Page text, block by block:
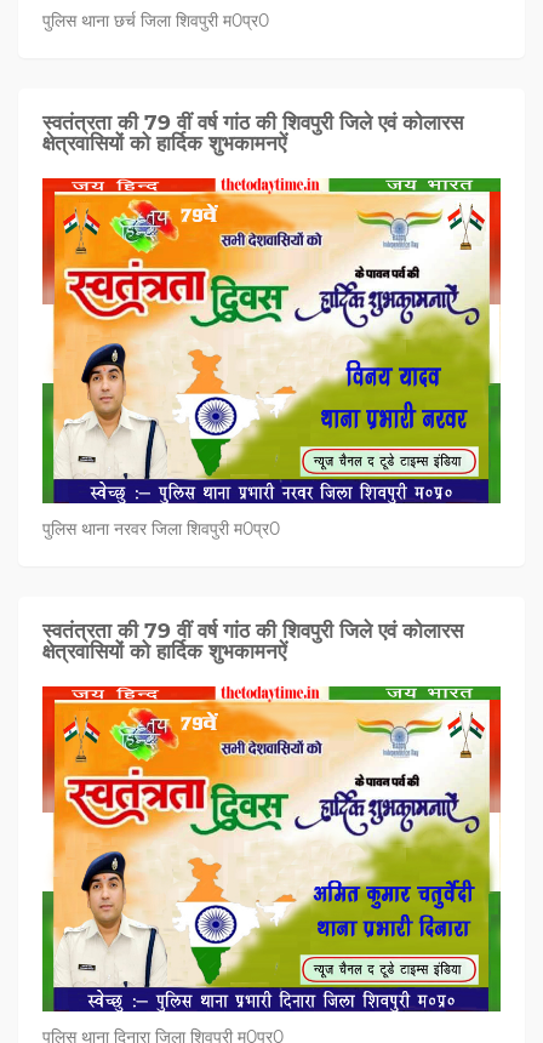
पुलिस थाना छर्च जिला शिवपुरी म0प्र0
स्वतंत्रता की 79 वीं वर्ष गांठ की शिवपुरी जिले एवं कोलारस
क्षेत्रवासियों को हार्दिक शुभकामनऐं
पुलिस थाना नरवर जिला शिवपुरी म0प्र0
स्वतंत्रता की 79 वीं वर्ष गांठ की शिवपुरी जिले एवं कोलारस
क्षेत्रवासियों को हार्दिक शुभकामनऐं
पुलिस थाना दिनारा जिला शिवपुरी म0प्र0